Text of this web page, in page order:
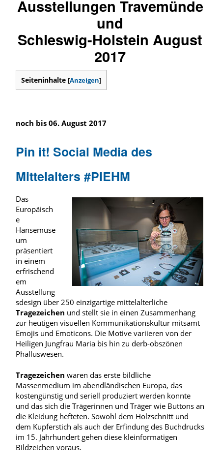
Ausstellungen Travemünde
und
Schleswig-Holstein August
2017
Seiteninhalte [Anzeigen]
noch bis 06. August 2017
Pin it! Social Media des
Mittelalters #PIEHM
Das
Europäisch
e
Hansemuse
um
präsentiert
in einem
erfrischend
em
Ausstellung
sdesign über 250 einzigartige mittelalterliche
Tragezeichen und stellt sie in einen Zusammenhang
zur heutigen visuellen Kommunikationskultur mitsamt
Emojis und Emoticons. Die Motive variieren von der
Heiligen Jungfrau Maria bis hin zu derb-obszönen
Phalluswesen.
Tragezeichen waren das erste bildliche
Massenmedium im abendländischen Europa, das
kostengünstig und seriell produziert werden konnte
und das sich die Trägerinnen und Träger wie Buttons an
die Kleidung hefteten. Sowohl dem Holzschnitt und
dem Kupferstich als auch der Erfindung des Buchdrucks
im 15. Jahrhundert gehen diese kleinformatigen
Bildzeichen voraus.